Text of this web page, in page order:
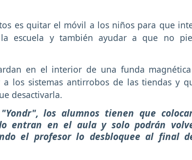
es quitar el móvil a los niños para que
escuela y también ayudar a que no
en el interior de una funda
los sistemas antirrobos de las tiendas y
desactivarla.
los alumnos tienen que
entran en el aula y solo podrán
el profesor lo desbloquee al final